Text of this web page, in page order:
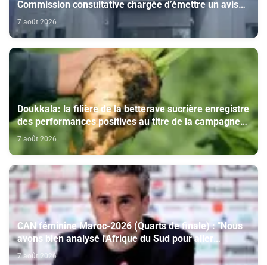
Commission consultative chargée d’émettre un avis
sur la délivrance de la carte du professionnel du
cinéma (CCM)
7 août 2026
Doukkala: la filière de la betterave sucrière enregistre
des performances positives au titre de la campagne
agricole 2025-2026
7 août 2026
CAN féminine Maroc-2026 (Quarts de finale) : "Nous
avons bien analysé l'Afrique du Sud pour aller
chercher la victoire" (Jorge Vilda)
7 août 2026